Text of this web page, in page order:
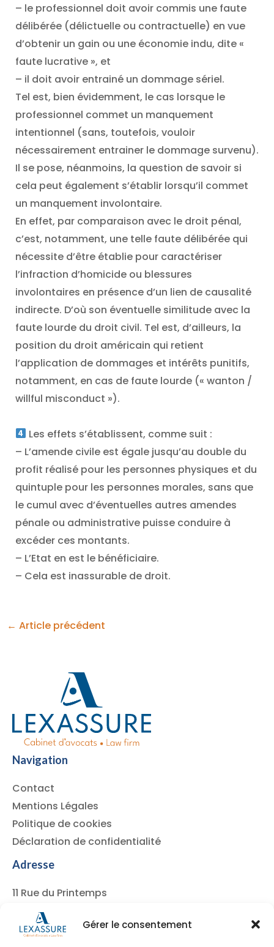
Gérer le consentement
– le professionnel doit avoir commis une faute
délibérée (délictuelle ou contractuelle) en vue
d’obtenir un gain ou une économie indu, dite «
faute lucrative », et
– il doit avoir entrainé un dommage sériel.
Tel est, bien évidemment, le cas lorsque le
professionnel commet un manquement
intentionnel (sans, toutefois, vouloir
nécessairement entrainer le dommage survenu).
Il se pose, néanmoins, la question de savoir si
cela peut également s’établir lorsqu’il commet
un manquement involontaire.
En effet, par comparaison avec le droit pénal,
c’est, notamment, une telle faute délibérée qui
nécessite d’être établie pour caractériser
l’infraction d’homicide ou blessures
involontaires en présence d’un lien de causalité
indirecte. D’où son éventuelle similitude avec la
faute lourde du droit civil. Tel est, d’ailleurs, la
position du droit américain qui retient
l’application de dommages et intérêts punitifs,
notamment, en cas de faute lourde (« wanton /
willful misconduct »).
Les effets s’établissent, comme suit :
– L’amende civile est égale jusqu’au double du
profit réalisé pour les personnes physiques et du
quintuple pour les personnes morales, sans que
le cumul avec d’éventuelles autres amendes
pénale ou administrative puisse conduire à
excéder ces montants.
– L’Etat en est le bénéficiaire.
– Cela est inassurable de droit.
← Article précédent
Navigation
Contact
Mentions Légales
Politique de cookies
Déclaration de confidentialité
Adresse
11 Rue du Printemps
75017 Paris, FRANCE
+33 (0)1 85 09 90 75